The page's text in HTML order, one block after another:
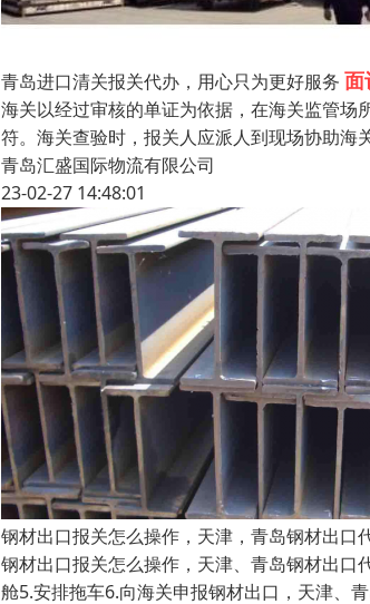
青岛进口清关报关代办，用心只为更好服务 面
海关以经过审核的单证为依据，在海关监管
符。海关查验时，报关人应派人到现场协助
青岛汇盛国际物流有限公司
23-02-27 14:48:01
钢材出口报关怎么操作，天津，青岛钢材出口
钢材出口报关怎么操作，天津、青岛钢材出口
舱5.安排拖车6.向海关申报钢材出口，天津、